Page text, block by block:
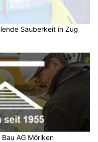
Sauberkeit in Zug
AG Möriken